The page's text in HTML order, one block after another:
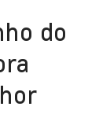
do